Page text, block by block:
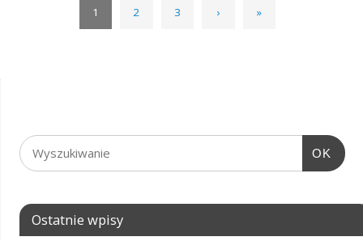
1 2 3 › »
OK
Ostatnie wpisy